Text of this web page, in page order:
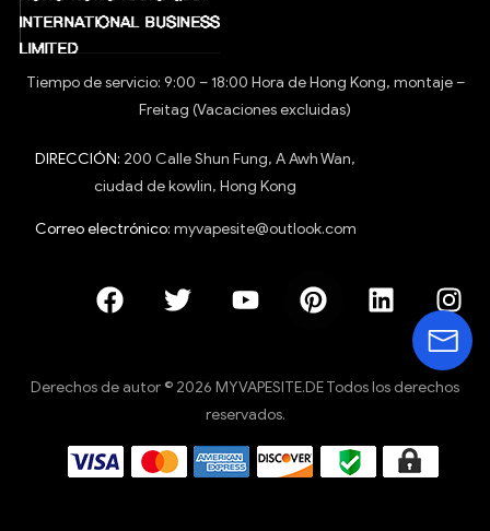
Tiempo de servicio: 9:00 – 18:00 Hora de Hong Kong, montaje –
Freitag (Vacaciones excluidas)
DIRECCIÓN: 200 Calle Shun Fung, A Awh Wan,
ciudad de kowlin, Hong Kong
Correo electrónico: myvapesite@outlook.com
Derechos de autor © 2026 MYVAPESITE.DE Todos los derechos
reservados.